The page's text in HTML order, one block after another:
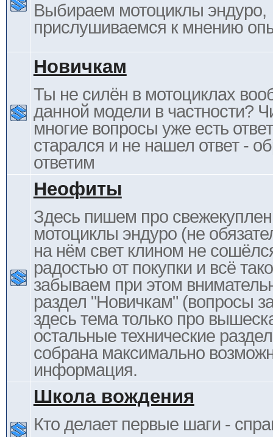
Выбираем мотоциклы эндуро,
прислушиваемся к мнению
Новичкам
Ты не силён в мотоциклах
данной модели в частности?
многие вопросы уже есть
старался и не нашел ответ -
ответим
Неофиты
Здесь пишем про
мотоциклы эндуро (не
на нём свет клином не
радостью от покупки и всё
забываем при этом
раздел "Новичкам" (вопросы
здесь тема только про
остальные технические
собрана максимально
информация.
Школа вождения
Кто делает первые шаги -